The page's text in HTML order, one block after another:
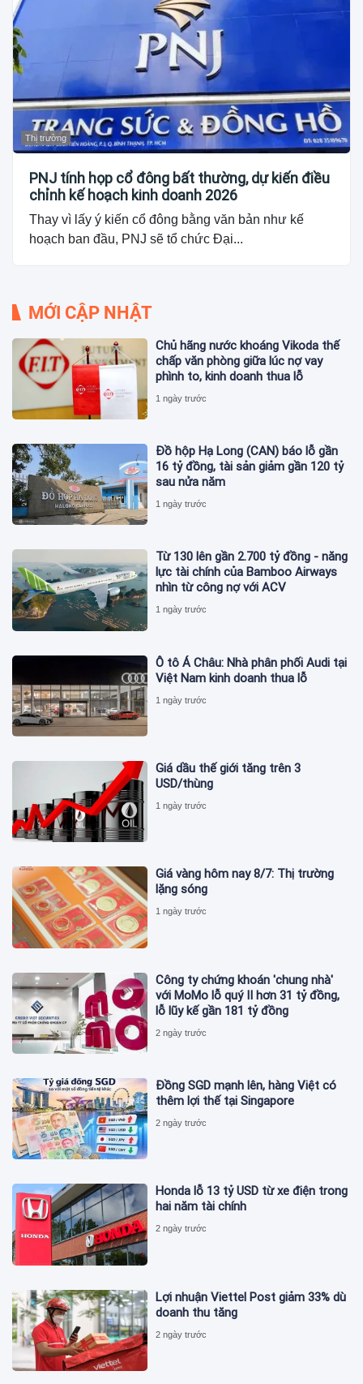
Thị trường
PNJ tính họp cổ đông bất thường, dự kiến điều
chỉnh kế hoạch kinh doanh 2026
Thay vì lấy ý kiến cổ đông bằng văn bản như kế
hoạch ban đầu, PNJ sẽ tổ chức Đại...
MỚI CẬP NHẬT
Chủ hãng nước khoáng Vikoda thế
chấp văn phòng giữa lúc nợ vay
phình to, kinh doanh thua lỗ
1 ngày trước
Đồ hộp Hạ Long (CAN) báo lỗ gần
16 tỷ đồng, tài sản giảm gần 120 tỷ
sau nửa năm
1 ngày trước
Từ 130 lên gần 2.700 tỷ đồng - năng
lực tài chính của Bamboo Airways
nhìn từ công nợ với ACV
1 ngày trước
Ô tô Á Châu: Nhà phân phối Audi tại
Việt Nam kinh doanh thua lỗ
1 ngày trước
Giá dầu thế giới tăng trên 3
USD/thùng
1 ngày trước
Giá vàng hôm nay 8/7: Thị trường
lặng sóng
1 ngày trước
Công ty chứng khoán 'chung nhà'
với MoMo lỗ quý II hơn 31 tỷ đồng,
lỗ lũy kế gần 181 tỷ đồng
2 ngày trước
Đồng SGD mạnh lên, hàng Việt có
thêm lợi thế tại Singapore
2 ngày trước
Honda lỗ 13 tỷ USD từ xe điện trong
hai năm tài chính
2 ngày trước
Lợi nhuận Viettel Post giảm 33% dù
doanh thu tăng
2 ngày trước